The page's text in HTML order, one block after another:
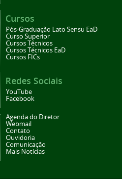
Cursos
Pós-Graduação Lato Sensu EaD
Curso Superior
Cursos Técnicos
Cursos Técnicos EaD
Cursos FICs
Redes Sociais
YouTube
Facebook
Agenda do Diretor
Webmail
Contato
Ouvidoria
Comunicação
Mais Notícias